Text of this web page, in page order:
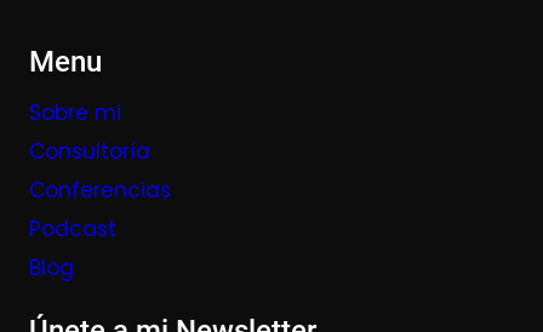
Menu
Sobre mi
Consultoría
Conferencias
Podcast
Blog